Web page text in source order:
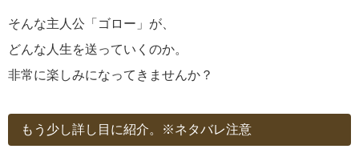
そんな主人公「ゴロー」が、
どんな人生を送っていくのか。
非常に楽しみになってきませんか？
もう少し詳し目に紹介。※ネタバレ注意